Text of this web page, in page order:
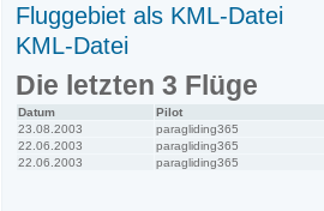
Fluggebiet als KML-Datei
KML-Datei
Die letzten 3 Flüge
Datum
Pilot
23.08.2003
paragliding365
22.06.2003
paragliding365
22.06.2003
paragliding365